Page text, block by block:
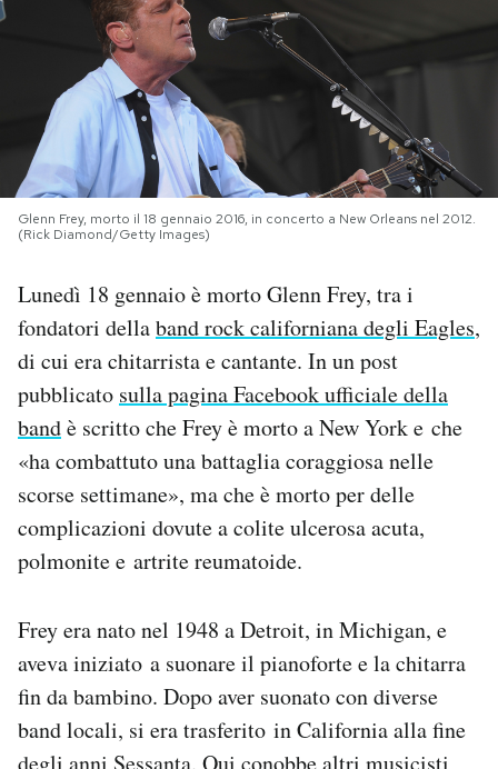
PODCAST
NEWSLETTER
I MIEI PREFERITI
SHOP
CALENDARIO
AREA PERSONALE
Area Personale
Regala il Post
Esci
Glenn Frey, morto il 18 gennaio 2016, in concerto a New Orleans nel 2012.
(Rick Diamond/Getty Images)
Lunedì 18 gennaio è morto Glenn Frey, tra i
fondatori dellaband rock californiana degli Eagles,
di cui era chitarrista e cantante. In un post
pubblicato sulla pagina Facebook ufficiale della
bandè scritto che Frey è morto a New York e che
«ha combattuto una battaglia coraggiosa nelle
scorse settimane», ma che è morto per delle
complicazioni dovute a colite ulcerosa acuta,
polmonite e artrite reumatoide.
Frey era nato nel 1948 a Detroit, in Michigan, e
aveva iniziato a suonare il pianoforte e la chitarra
fin da bambino. Dopo aver suonato con diverse
band locali, si era trasferito in California alla fine
degli anni Sessanta. Qui conobbe altri musicisti